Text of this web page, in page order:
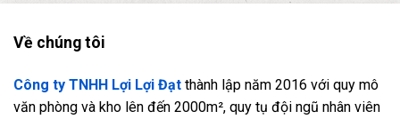
Về chúng tôi
Công ty TNHH Lợi Lợi Đạt thành lập năm 2016 với quy mô
văn phòng và kho lên đến 2000m², quy tụ đội ngũ nhân viên